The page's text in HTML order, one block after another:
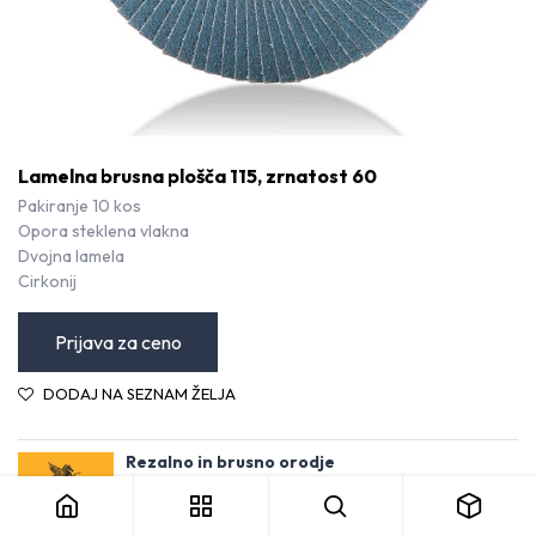
Lamelna brusna plošča 115, zrnatost 60
Pakiranje 10 kos
Opora steklena vlakna
Dvojna lamela
Cirkonij
Prijava za ceno
DODAJ NA SEZNAM ŽELJA
Rezalno in brusno orodje